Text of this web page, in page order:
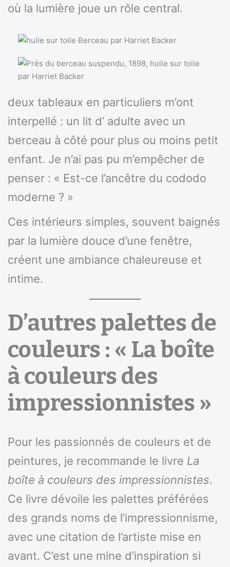
où la lumière joue un rôle central.
deux tableaux en particuliers m’ont
interpellé : un lit d’ adulte avec un
berceau à côté pour plus ou moins petit
enfant. Je n’ai pas pu m’empêcher de
penser : « Est-ce l’ancêtre du cododo
moderne ? »
Ces intérieurs simples, souvent baignés
par la lumière douce d’une fenêtre,
créent une ambiance chaleureuse et
intime.
D’autres palettes de
couleurs : « La boîte
à couleurs des
impressionnistes »
Pour les passionnés de couleurs et de
peintures, je recommande le livre La
boîte à couleurs des impressionnistes.
Ce livre dévoile les palettes préférées
des grands noms de l’impressionnisme,
avec une citation de l’artiste mise en
avant. C’est une mine d’inspiration si